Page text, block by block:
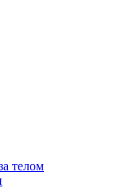
телом